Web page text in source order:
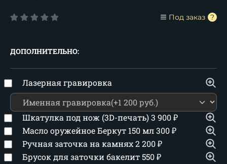
Под заказ
ДОПОЛНИТЕЛЬНО:
Лазерная гравировка
Шкатулка под нож (3D-печать)3 900₽
Масло оружейное Беркут 150 мл300₽
Ручная заточка на камнях2 200₽
Брусок для заточки бакелит550₽